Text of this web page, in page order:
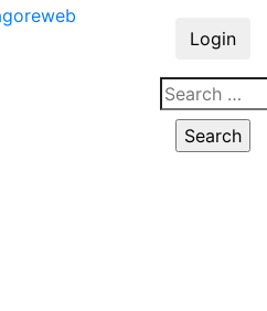
Login